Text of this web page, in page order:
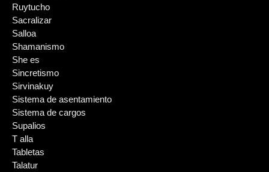
Ruytucho
Sacralizar
Salloa
Shamanismo
She es
Sincretismo
Sirvinakuy
Sistema de asentamiento
Sistema de cargos
Supalios
T alla
Tabletas
Talatur